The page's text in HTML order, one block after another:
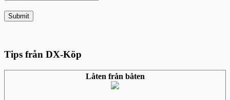
Tips från DX-Köp
Låten från båten